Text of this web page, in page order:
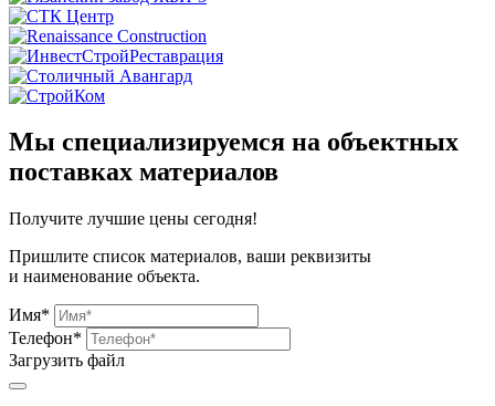
Мы специализируемся на объектных
поставках материалов
Получите лучшие цены сегодня!
Пришлите список материалов, ваши реквизиты
и наименование объекта.
Имя*
Телефон*
Загрузить файл